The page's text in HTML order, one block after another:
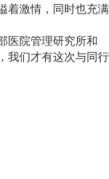
着激情，同时也充满
院管理研究所和
我们才有这次与同行